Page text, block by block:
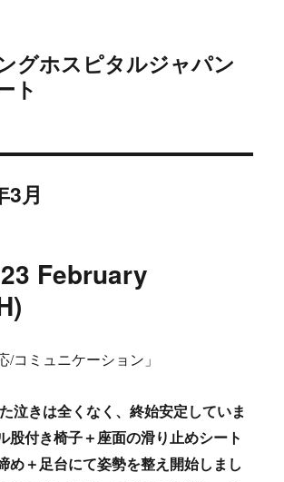
グホスピタルジャパン
ト
3月
February
/コミュニケーション」
泣きは全くなく、終始安定していま
股付き椅子＋座面の滑り止めシート
め＋足台にて姿勢を整え開始しまし